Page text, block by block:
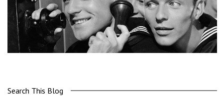
Search This Blog